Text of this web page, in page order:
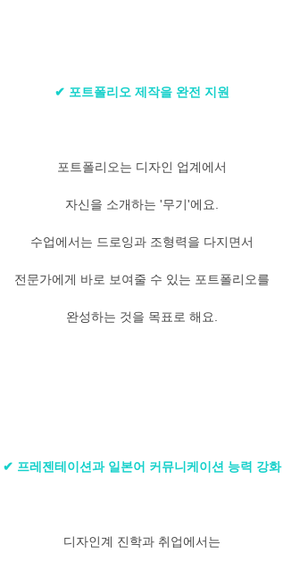
✔ 포트폴리오 제작을 완전 지원
포트폴리오는 디자인 업계에서
자신을 소개하는 '무기'에요.
수업에서는 드로잉과 조형력을 다지면서
전문가에게 바로 보여줄 수 있는 포트폴리오를
완성하는 것을 목표로 해요.
✔ 프레젠테이션과 일본어 커뮤니케이션 능력 강화
디자인계 진학과 취업에서는